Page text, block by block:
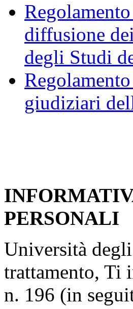
diffusione
degli Studi
giudiziari
PERSONALI
Università
trattamento, Ti
n. 196 (in